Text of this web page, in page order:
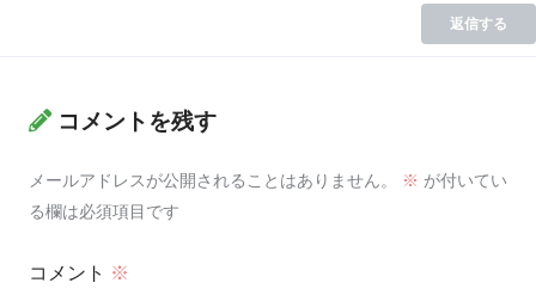
返信する
コメントを残す
メールアドレスが公開されることはありません。 ※ が付いてい
る欄は必須項目です
コメント ※